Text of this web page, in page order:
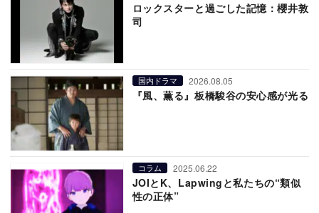
ロックスターと過ごした記憶：櫻井敦
司
国内ドラマ 2026.08.05
『風、薫る』板橋駿谷の安心感が光る
コラム 2025.06.22
JOIとK、Lapwingと私たちの“類似
性の正体”